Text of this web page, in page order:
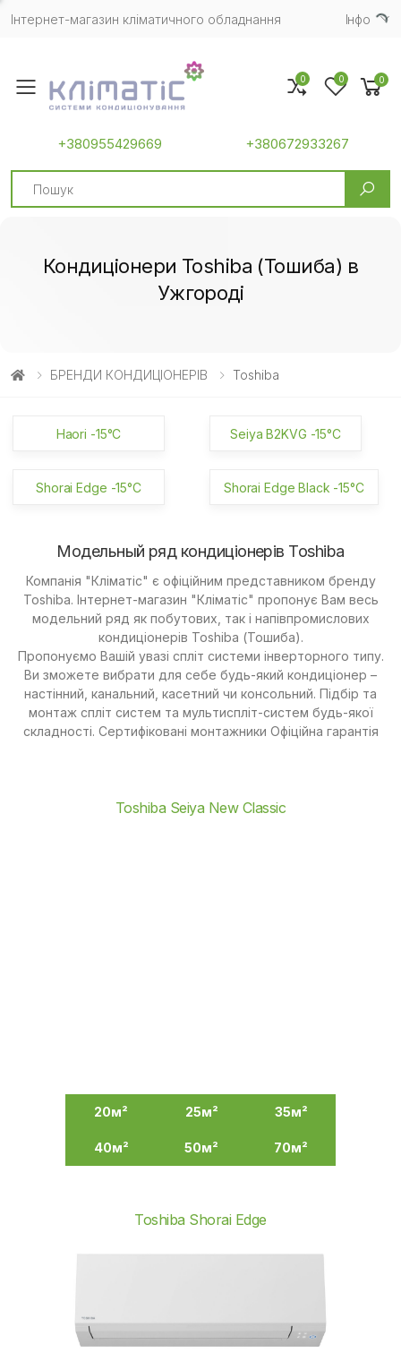
Інтернет-магазин кліматичного обладнання Iнфо
Toggle mobile menu
+380955429669 +380672933267
Search
0 0 0
Кондиціонери Toshiba (Тошиба) в
Ужгороді
БРЕНДИ КОНДИЦІОНЕРІВ Toshiba
Haori -15°C Seiya B2KVG -15°C
Shorai Edge -15°C Shorai Edge Black -15°C
Модельный ряд кондиціонерів Toshiba
Компанія "Кліматіс" є офіційним представником бренду
Toshiba. Інтернет-магазин "Кліматіс" пропонує Вам весь
модельний ряд як побутових, так і напівпромислових
кондиціонерів Toshiba (Тошиба).
Пропонуємо Вашій увазі спліт системи інверторного типу.
Ви зможете вибрати для себе будь-який кондиціонер –
настінний, канальний, касетний чи консольний. Підбір та
монтаж спліт систем та мультиспліт-систем будь-якої
складності. Сертифіковані монтажники Офіційна гарантія
Toshiba Seiya New Classic
20м² 25м² 35м²
40м² 50м² 70м²
Toshiba Shorai Edge